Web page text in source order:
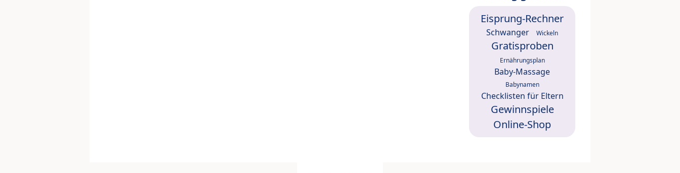
Eisprung-Rechner
Schwanger Wickeln
Gratisproben
Ernährungsplan
Baby-Massage
Babynamen
Checklisten für Eltern
Gewinnspiele
Online-Shop